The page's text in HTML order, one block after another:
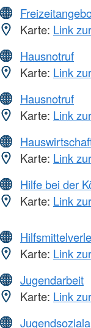
Karte: Link
Hausnotruf
Karte: Link
Hausnotruf
Karte: Link
Karte: Link
Hilfe bei der
Karte: Link
Karte: Link
Jugendarbeit
Karte: Link